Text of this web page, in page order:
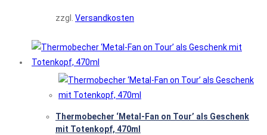
zzgl. Versandkosten
Thermobecher ‘Metal-Fan on Tour’ als Geschenk
mit Totenkopf, 470ml